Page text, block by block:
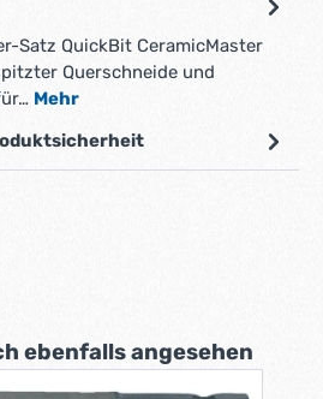
Satz QuickBit CeramicMaster
Querschneide und
Mehr
ebenfalls angesehen